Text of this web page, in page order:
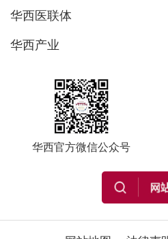
华西医联体
华西产业
华西官方微信公众号